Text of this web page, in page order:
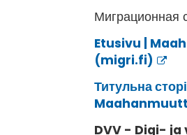
Миграционная
Etusivu |
(migri.fi)
Титульна
DVV - Digi-